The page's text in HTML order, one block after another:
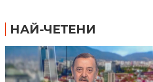
НАЙ-ЧЕТЕНИ